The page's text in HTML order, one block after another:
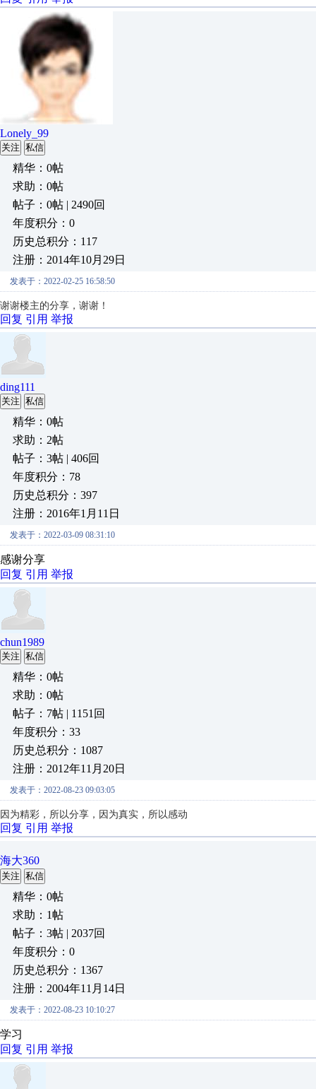
Lonely_99
关注 私信
精华：0帖
求助：0帖
帖子：0帖 | 2490回
年度积分：0
历史总积分：117
注册：2014年10月29日
发表于：2022-02-25 16:58:50
谢谢楼主的分享，谢谢！
回复 引用 举报
ding111
关注 私信
精华：0帖
求助：2帖
帖子：3帖 | 406回
年度积分：78
历史总积分：397
注册：2016年1月11日
发表于：2022-03-09 08:31:10
感谢分享
回复 引用 举报
chun1989
关注 私信
精华：0帖
求助：0帖
帖子：7帖 | 1151回
年度积分：33
历史总积分：1087
注册：2012年11月20日
发表于：2022-08-23 09:03:05
因为精彩，所以分享，因为真实，所以感动
回复 引用 举报
海大360
关注 私信
精华：0帖
求助：1帖
帖子：3帖 | 2037回
年度积分：0
历史总积分：1367
注册：2004年11月14日
发表于：2022-08-23 10:10:27
学习
回复 引用 举报